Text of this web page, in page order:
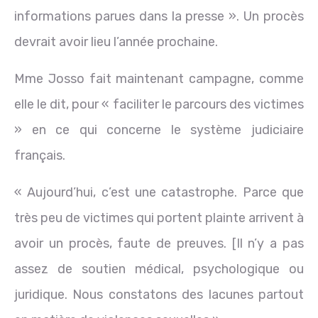
informations parues dans la presse ». Un procès
devrait avoir lieu l’année prochaine.
Mme Josso fait maintenant campagne, comme
elle le dit, pour « faciliter le parcours des victimes
» en ce qui concerne le système judiciaire
français.
« Aujourd’hui, c’est une catastrophe. Parce que
très peu de victimes qui portent plainte arrivent à
avoir un procès, faute de preuves. [Il n’y a pas
assez de soutien médical, psychologique ou
juridique. Nous constatons des lacunes partout